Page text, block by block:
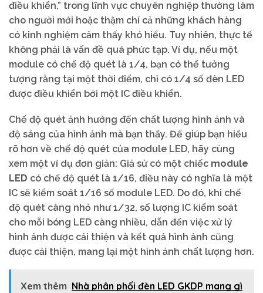
điều khiển,” trong lĩnh vực chuyên nghiệp thường làm
cho người mới hoặc thậm chí cả những khách hàng
có kinh nghiệm cảm thấy khó hiểu. Tuy nhiên, thực tế
không phải là vấn đề quá phức tạp. Ví dụ, nếu một
module có chế độ quét là 1/4, bạn có thể tưởng
tượng rằng tại một thời điểm, chỉ có 1/4 số đèn LED
được điều khiển bởi một IC điều khiển.
Chế độ quét ảnh hưởng đến chất lượng hình ảnh và
độ sáng của hình ảnh mà bạn thấy. Để giúp bạn hiểu
rõ hơn về chế độ quét của module LED, hãy cùng
xem một ví dụ đơn giản: Giả sử có một chiếc module
LED có chế độ quét là 1/16, điều này có nghĩa là một
IC sẽ kiểm soát 1/16 số module LED. Do đó, khi chế
độ quét càng nhỏ như 1/32, số lượng IC kiểm soát
cho mỗi bóng LED càng nhiều, dẫn đến việc xử lý
hình ảnh được cải thiện và kết quả hình ảnh cũng
được cải thiện, mang lại một hình ảnh chất lượng hơn.
Xem thêm Nhà phân phối đèn LED GKDP mang gì